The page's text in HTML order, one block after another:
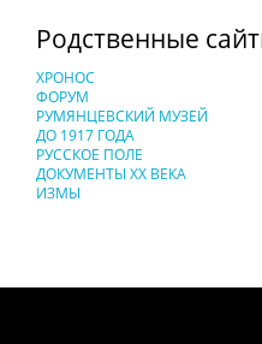
Родственные
ХРОНОС
ФОРУМ
РУМЯНЦЕВСКИЙ МУЗЕЙ
ДО 1917 ГОДА
РУССКОЕ ПОЛЕ
ДОКУМЕНТЫ XX ВЕКА
ИЗМЫ